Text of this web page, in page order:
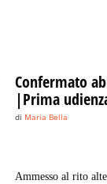
Confermato
|Prima
di Maria Bella
Ammesso al rito